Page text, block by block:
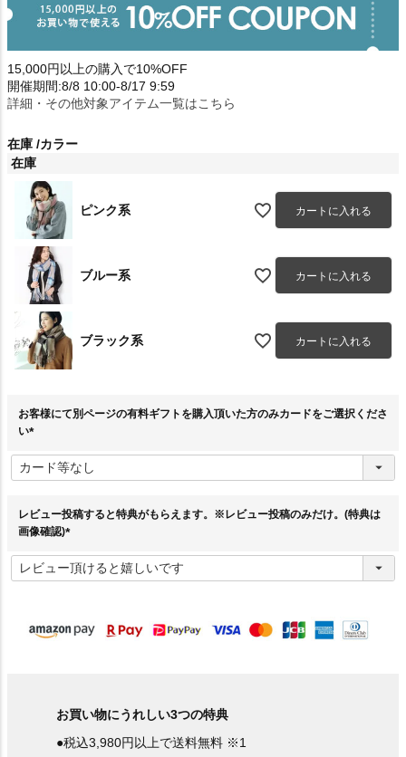
15,000円以上の購入で10%OFF
開催期間:8/8 10:00-8/17 9:59
詳細・その他対象アイテム一覧はこちら
在庫 カラー
在庫
ピンク系 カートに入れる
ブルー系 カートに入れる
ブラック系 カートに入れる
お客様にて別ページの有料ギフトを購入頂いた方のみカードをご選択くださ
い
必
須
レビュー投稿すると特典がもらえます。※レビュー投稿のみだけ。(特典は
画像確認)
必
須
お買い物にうれしい3つの特典
●税込3,980円以上で送料無料 ※1